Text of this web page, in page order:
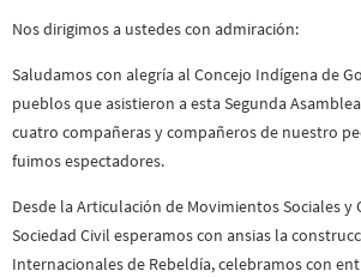
Nos dirigimos a ustedes con admiración:
Saludamos con alegría al Concejo Indígena de
pueblos que asistieron a esta Segunda
cuatro compañeras y compañeros de nuestro
fuimos espectadores.
Desde la Articulación de Movimientos Sociales y
Sociedad Civil esperamos con ansias la
Internacionales de Rebeldía, celebramos con